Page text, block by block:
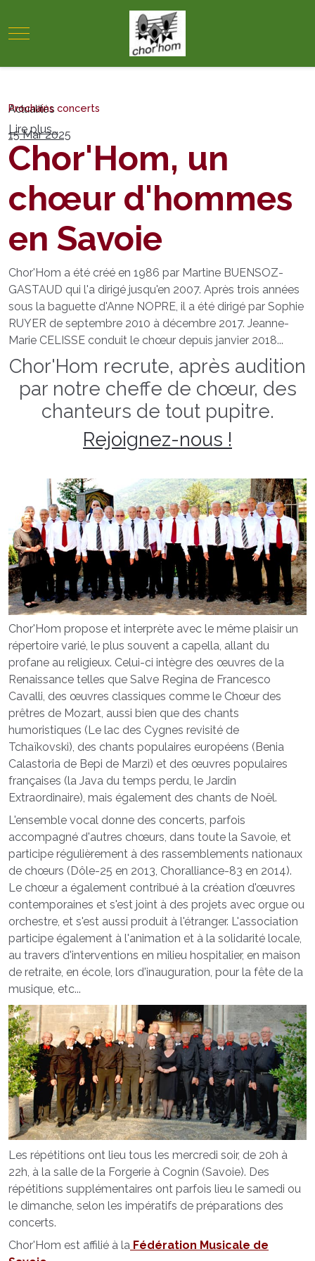
Mobile Menu Toggle
Actualités
15 Mar 2025
Prochains concerts
Lire plus...
Chor'Hom, un
chœur d'hommes
en Savoie
Chor'Hom a été créé en 1986 par Martine BUENSOZ-
GASTAUD qui l'a dirigé jusqu'en 2007. Après trois années
sous la baguette d'Anne NOPRE, il a été dirigé par Sophie
RUYER de septembre 2010 à décembre 2017. Jeanne-
Marie CELISSE conduit le chœur depuis janvier 2018...
Chor'Hom recrute, après audition
par notre cheffe de chœur, des
chanteurs de tout pupitre.
Rejoignez-nous !
Chor'Hom propose et interprète avec le même plaisir un
répertoire varié, le plus souvent a capella, allant du
profane au religieux. Celui-ci intègre des œuvres de la
Renaissance telles que Salve Regina de Francesco
Cavalli, des œuvres classiques comme le Chœur des
prêtres de Mozart, aussi bien que des chants
humoristiques (Le lac des Cygnes revisité de
Tchaïkovski), des chants populaires européens (Benia
Calastoria de Bepi de Marzi) et des œuvres populaires
françaises (la Java du temps perdu, le Jardin
Extraordinaire), mais également des chants de Noël.
L'ensemble vocal donne des concerts, parfois
accompagné d'autres chœurs, dans toute la Savoie, et
participe régulièrement à des rassemblements nationaux
de chœurs (Dôle-25 en 2013, Choralliance-83 en 2014).
Le chœur a également contribué à la création d'œuvres
contemporaines et s'est joint à des projets avec orgue ou
orchestre, et s'est aussi produit à l'étranger. L'association
participe également à l'animation et à la solidarité locale,
au travers d'interventions en milieu hospitalier, en maison
de retraite, en école, lors d'inauguration, pour la fête de la
musique, etc...
Les répétitions ont lieu tous les mercredi soir, de 20h à
22h, à la salle de la Forgerie à Cognin (Savoie). Des
répétitions supplémentaires ont parfois lieu le samedi ou
le dimanche, selon les impératifs de préparations des
concerts.
Chor'Hom est affilié à la Fédération Musicale de